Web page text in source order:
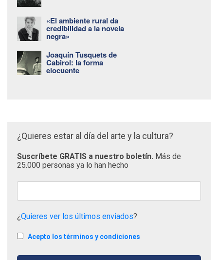
«El ambiente rural da
credibilidad a la novela
negra»
Joaquín Tusquets de
Cabirol: la forma
elocuente
¿Quieres estar al día del arte y la cultura?
Suscríbete GRATIS a nuestro boletín. Más de
25.000 personas ya lo han hecho
¿Quieres ver los últimos enviados?
Acepto los términos y condiciones